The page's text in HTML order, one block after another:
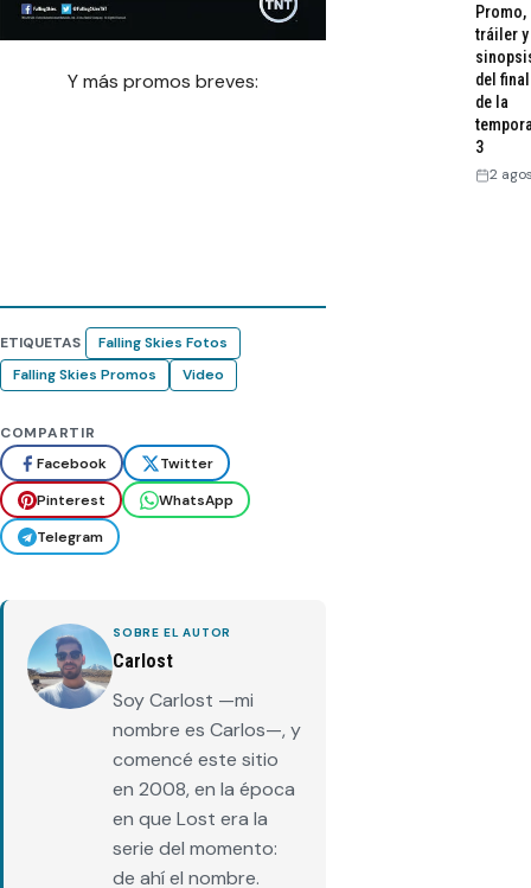
Y más promos breves:
ETIQUETAS
Falling Skies Fotos
Falling Skies Promos
Video
COMPARTIR
Facebook
Twitter
Pinterest
WhatsApp
Telegram
SOBRE EL AUTOR
Carlost
Soy Carlost —mi
nombre es Carlos—, y
comencé este sitio
en 2008, en la época
en que Lost era la
serie del momento:
de ahí el nombre.
Promo,
tráiler y
del final
de la
3
2